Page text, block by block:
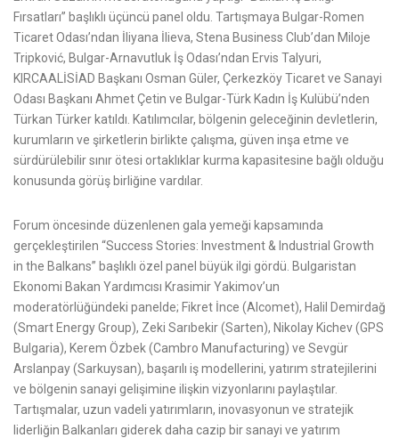
Fırsatları” başlıklı üçüncü panel oldu. Tartışmaya Bulgar-Romen
Ticaret Odası’ndan İliyana İlieva, Stena Business Club’dan Miloje
Tripković, Bulgar-Arnavutluk İş Odası’ndan Ervis Talyuri,
KIRCAALİSİAD Başkanı Osman Güler, Çerkezköy Ticaret ve Sanayi
Odası Başkanı Ahmet Çetin ve Bulgar-Türk Kadın İş Kulübü’nden
Türkan Türker katıldı. Katılımcılar, bölgenin geleceğinin devletlerin,
kurumların ve şirketlerin birlikte çalışma, güven inşa etme ve
sürdürülebilir sınır ötesi ortaklıklar kurma kapasitesine bağlı olduğu
konusunda görüş birliğine vardılar.
Forum öncesinde düzenlenen gala yemeği kapsamında
gerçekleştirilen “Success Stories: Investment & Industrial Growth
in the Balkans” başlıklı özel panel büyük ilgi gördü. Bulgaristan
Ekonomi Bakan Yardımcısı Krasimir Yakimov’un
moderatörlüğündeki panelde; Fikret İnce (Alcomet), Halil Demirdağ
(Smart Energy Group), Zeki Sarıbekir (Sarten), Nikolay Kichev (GPS
Bulgaria), Kerem Özbek (Cambro Manufacturing) ve Sevgür
Arslanpay (Sarkuysan), başarılı iş modellerini, yatırım stratejilerini
ve bölgenin sanayi gelişimine ilişkin vizyonlarını paylaştılar.
Tartışmalar, uzun vadeli yatırımların, inovasyonun ve stratejik
liderliğin Balkanları giderek daha cazip bir sanayi ve yatırım